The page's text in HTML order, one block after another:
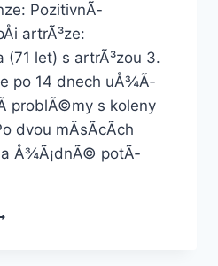
PozitivnÃ­
artrÃ³ze:
let) s artrÃ³zou 3.
po 14 dnech uÅ¾Ã­
problÃ©my s koleny
dvou mÄsÃ­cÃ­ch
Å¾Ã¡dnÃ© potÃ­